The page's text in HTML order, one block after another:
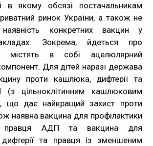
в якому обсязі постачальникам
ринок України, а також не
конкретних вакцин у
Зокрема, йдеться про
містять в собі ацелюлярний
Для дітей наразі держава
проти кашлюка, дифтерії та
цільноклітинним кашлюковим
що дає найкращий захист проти
наявна вакцина для профілактики
правця АДП та вакцина для
дифтерії та правця із зменшеним